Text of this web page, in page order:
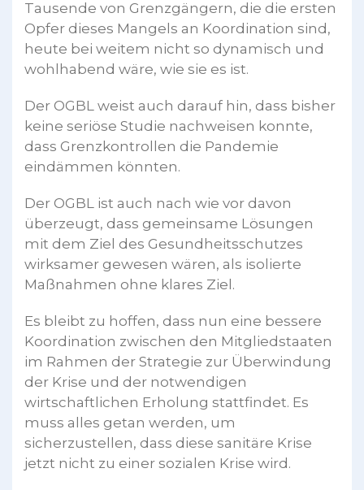
Tausende von Grenzgängern, die die ersten
Opfer dieses Mangels an Koordination sind,
heute bei weitem nicht so dynamisch und
wohlhabend wäre, wie sie es ist.
Der OGBL weist auch darauf hin, dass bisher
keine seriöse Studie nachweisen konnte,
dass Grenzkontrollen die Pandemie
eindämmen könnten.
Der OGBL ist auch nach wie vor davon
überzeugt, dass gemeinsame Lösungen
mit dem Ziel des Gesundheitsschutzes
wirksamer gewesen wären, als isolierte
Maßnahmen ohne klares Ziel.
Es bleibt zu hoffen, dass nun eine bessere
Koordination zwischen den Mitgliedstaaten
im Rahmen der Strategie zur Überwindung
der Krise und der notwendigen
wirtschaftlichen Erholung stattfindet. Es
muss alles getan werden, um
sicherzustellen, dass diese sanitäre Krise
jetzt nicht zu einer sozialen Krise wird.